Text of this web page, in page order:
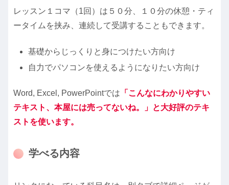
レッスン１コマ（1回）は５０分、１０分の休憩・ティ
ータイムを挟み、連続して受講することもできます。
基礎からじっくりと身につけたい方向け
自力でパソコンを使えるようになりたい方向け
Word, Excel, PowerPointでは 「こんなにわかりやすい
テキスト、本屋には売ってないね。」と大好評のテキ
ストを使います。
学べる内容